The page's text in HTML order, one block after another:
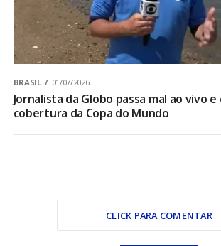
BRASIL 01/07/2026
Jornalista da Globo passa mal ao vivo
cobertura da Copa do Mundo
CLICK PARA COMENTAR